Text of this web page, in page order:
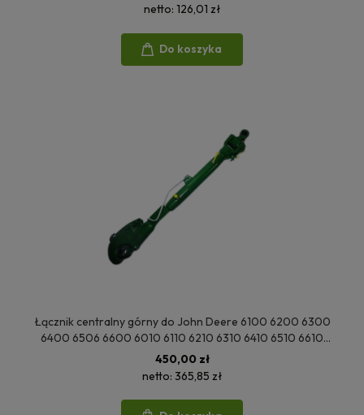
netto: 126,01 zł
Do koszyka
Łącznik centralny górny do John Deere 6100 6200 6300
6400 6506 6600 6010 6110 6210 6310 6410 6510 6610
6020SE 6120 6220 6320 6420 AL159871
450,00 zł
netto: 365,85 zł